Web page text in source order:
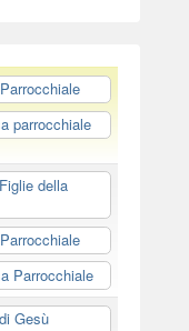
parrocchiale
della
Parrocchiale
Gesù